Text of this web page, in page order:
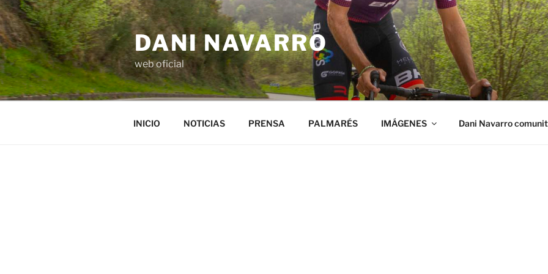
Saltar
al
contenido
DANI NAVARRO
web oficial
INICIO NOTICIAS PRENSA PALMARÉS IMÁGENES Dani Navarro